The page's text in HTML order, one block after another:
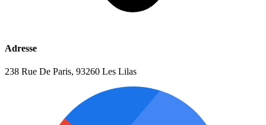
Adresse
238 Rue De Paris, 93260 Les Lilas